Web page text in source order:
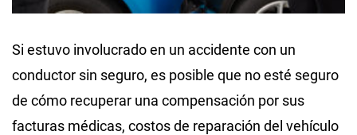
Si estuvo involucrado en un accidente con un
conductor sin seguro, es posible que no esté seguro
de cómo recuperar una compensación por sus
facturas médicas, costos de reparación del vehículo